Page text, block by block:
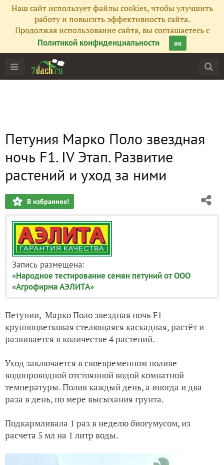
Наш сайт использует файлы cookies, чтобы улучшить
работу и повысить эффективность сайта.
Продолжая использование сайта, вы соглашаетесь с
Политикой конфиденциальности
ок
Петуния Марко Поло звездная
ночь F1. IV Этап. Развитие
растений и уход за ними
В избранное!
Запись размещена:
«Народное тестирование семян петуний от ООО
«Агрофирма АЭЛИТА»
Петунии, Марко Поло звездная ночь F1
крупноцветковая стелющаяся каскадная, растёт и
развивается в количестве 4 растений.
Уход заключается в своевременном поливе
водопроводной отстоянной водой комнатной
температуры. Полив каждый день, а иногда и два
раза в день, по мере высыхания грунта.
Подкармливала 1 раз в неделю биогумусом, из
расчета 5 мл на 1 литр воды.